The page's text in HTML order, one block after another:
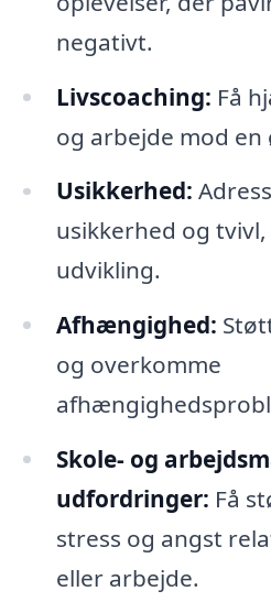
negativt.
Livscoaching: Få
og arbejde mod
Usikkerhed:
usikkerhed og
udvikling.
Afhængighed:
og overkomme
Skole- og
udfordringer: Få
stress og angst
eller arbejde.